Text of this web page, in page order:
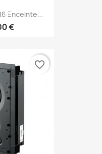
Enceinte...
€
favorite_border